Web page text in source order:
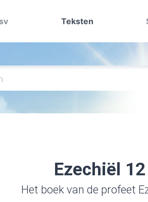
Teksten
Ezechiël 12
Het boek van de profeet